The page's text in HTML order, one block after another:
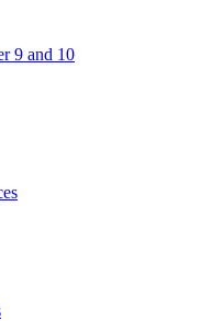
9 and 10